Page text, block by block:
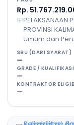
Rp.
PELAKSANAAN
PROVINSI
Umum dan
SBU (DARI SYARAT)
—
GRADE / KUALIFIKASI
—
KONTRAKTOR
—